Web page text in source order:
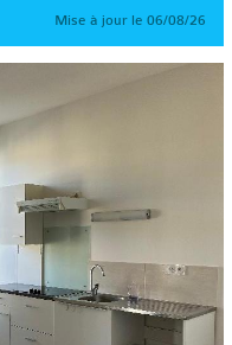
Mise à jour le 06/08/26